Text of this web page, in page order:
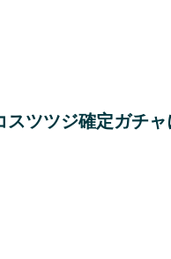
ツツジ確定ガチ